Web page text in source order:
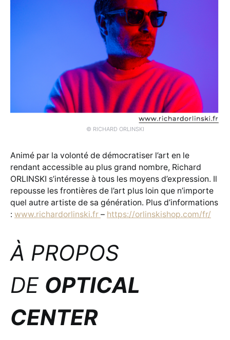
© RICHARD ORLINSKI
Animé par la volonté de démocratiser l’art en le
rendant accessible au plus grand nombre, Richard
ORLINSKI s’intéresse à tous les moyens d’expression. Il
repousse les frontières de l’art plus loin que n’importe
quel autre artiste de sa génération. Plus d’informations
: www.richardorlinski.fr – https://orlinskishop.com/fr/
À PROPOS
DE OPTICAL
CENTER